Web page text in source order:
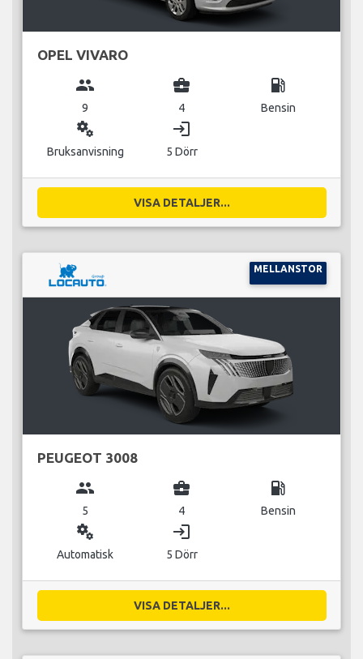
OPEL VIVARO
group
9
business_center
4
local_gas_station
Bensin
miscellaneous_services
Bruksanvisning
login
5 Dörr
VISA DETALJER...
MELLANSTOR
PEUGEOT 3008
group
5
business_center
4
local_gas_station
Bensin
miscellaneous_services
Automatisk
login
5 Dörr
VISA DETALJER...